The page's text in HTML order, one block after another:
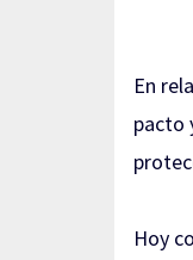
En
pacto
Hoy